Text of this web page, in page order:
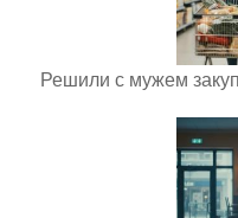
Решили с мужем